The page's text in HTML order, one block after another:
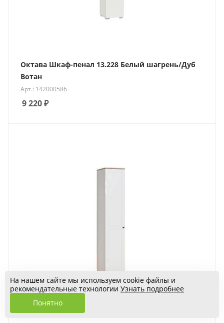
Октава Шкаф-пенал 13.228 Белый шагрень/Дуб
Вотан
Арт.: 142000586
9 220₽
На нашем сайте мы используем cookie файлы и
рекомендательные технологии Узнать подробнее
Понятно